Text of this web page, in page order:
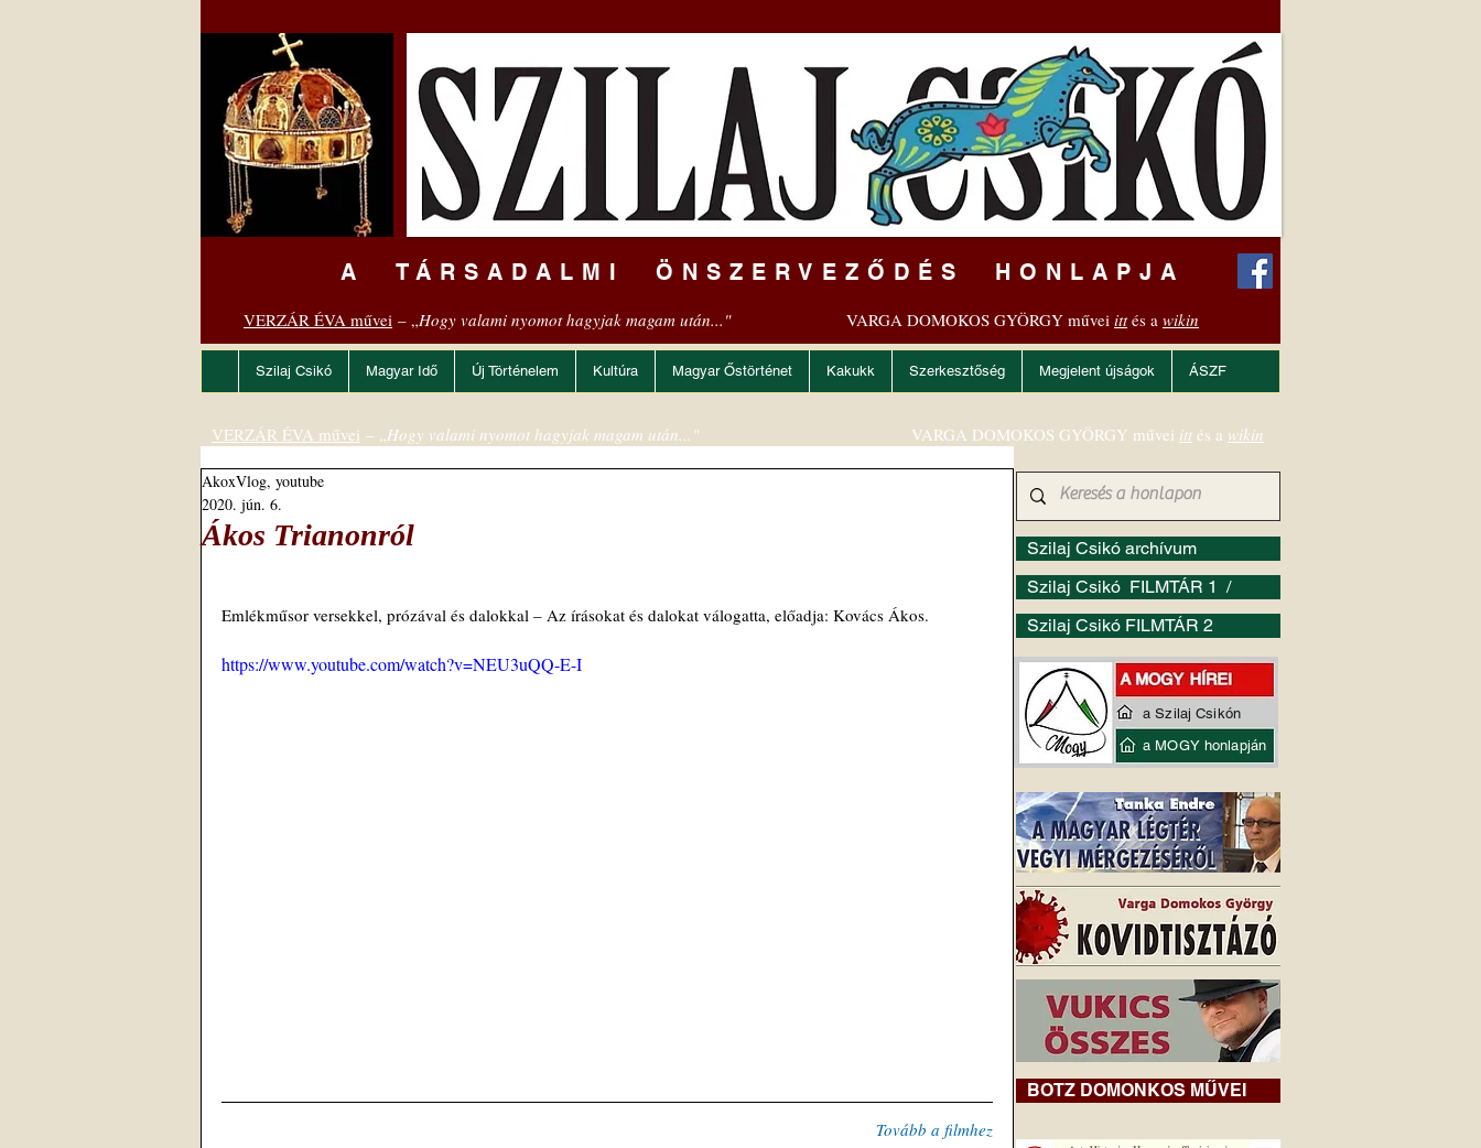
A TÁRSADALMI ÖNSZERVEZŐDÉS HONLAPJA
VERZÁR ÉVA művei – „Hogy valami nyomot hagyjak magam után..." VARGA DOMOKOS GYÖRGY művei ittés a wikin
Szilaj Csikó Magyar Idő Új Történelem Kultúra Magyar Őstörténet Kakukk Szerkesztőség Megjelent újságok ÁSZF
Ákos Trianonról
AkoxVlog, youtube
2020. jún. 6.
Emlékműsor versekkel, prózával és dalokkal – Az írásokat és dalokat válogatta, előadja: Kovács Ákos.
https://www.youtube.com/watch?v=NEU3uQQ-E-I
Tovább a filmhez
Szilaj Csikó archívum
Szilaj Csikó FILMTÁR 1 /
Szilaj Csikó FILMTÁR 2
VERZÁR ÉVA művei – „Hogy valami nyomot hagyjak magam után..." VARGA DOMOKOS GYÖRGY művei itt és a wikin
BOTZ DOMONKOS MŰVEI
a Szilaj Csikón
a MOGY honlapján